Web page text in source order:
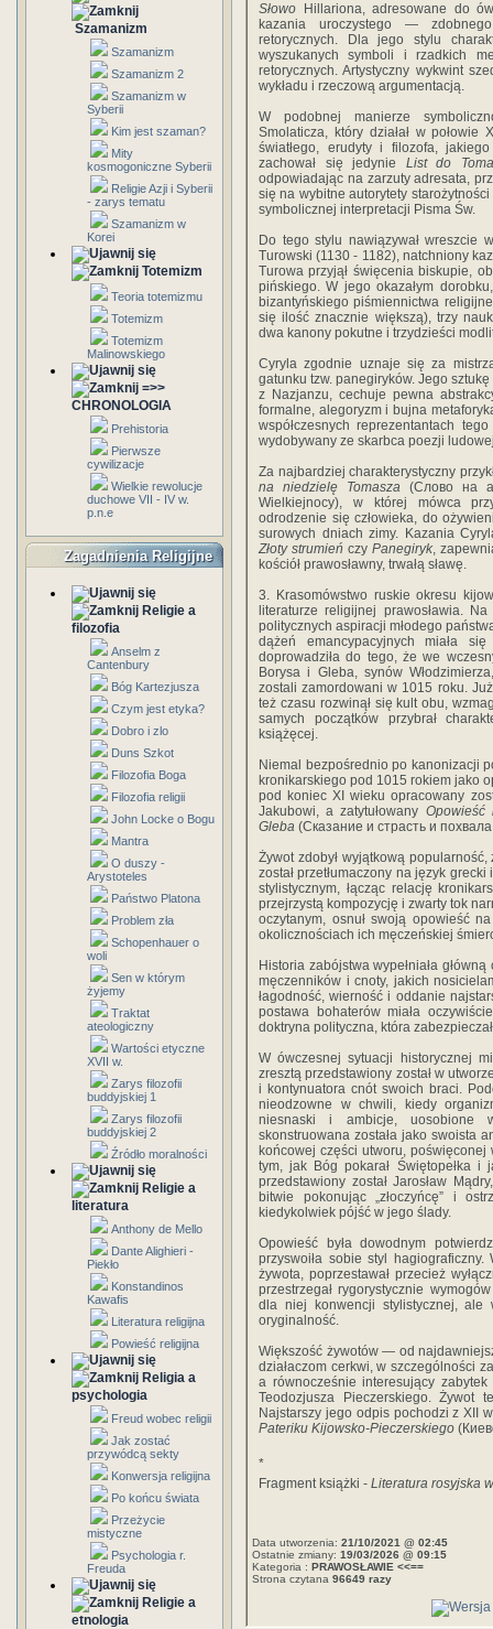
Szamanizm
Szamanizm
Szamanizm 2
Szamanizm w
Syberii
Kim jest szaman?
Mity
kosmogoniczne Syberii
Religie Azji i Syberii
- zarys tematu
Szamanizm w
Korei
Totemizm
Teoria totemizmu
Totemizm
Totemizm
Malinowskiego
=>>
CHRONOLOGIA
Prehistoria
Pierwsze
cywilizacje
Wielkie rewolucje
duchowe VII - IV w.
p.n.e
Zagadnienia Religijne
Religie a
filozofia
Anselm z
Cantenbury
Bóg Kartezjusza
Czym jest etyka?
Dobro i zlo
Duns Szkot
Filozofia Boga
Filozofia religii
John Locke o Bogu
Mantra
O duszy -
Arystoteles
Państwo Platona
Problem zła
Schopenhauer o
woli
Sen w którym
żyjemy
Traktat
ateologiczny
Wartości etyczne
XVII w.
Zarys filozofii
buddyjskiej 1
Zarys filozofii
buddyjskiej 2
Źródło moralności
Religie a
literatura
Anthony de Mello
Dante Alighieri -
Piekło
Konstandinos
Kawafis
Literatura religijna
Powieść religijna
Religia a
psychologia
Freud wobec religii
Jak zostać
przywódcą sekty
Konwersja religijna
Po końcu świata
Przeżycie
mistyczne
Psychologia r.
Freuda
Religie a
etnologia
Słowo Hillariona, adresowane do
kazania uroczystego —
retorycznych. Dla jego stylu
wyszukanych symboli i rzadkich
retorycznych. Artystyczny wykwint
wykładu i rzeczową argumentacją.
W podobnej manierze
Smolaticza, który działał w
światłego, erudyty i filozofa,
zachował się jedynie List do
odpowiadając na zarzuty adresata,
się na wybitne autorytety
symbolicznej interpretacji Pisma Św.
Do tego stylu nawiązywał wreszcie
Turowski (1130 - 1182), natchniony
Turowa przyjął święcenia biskupie,
pińskiego. W jego okazałym
bizantyńskiego piśmiennictwa
się ilość znacznie większą), trzy
dwa kanony pokutne i trzydzieści
Cyryla zgodnie uznaje się za
gatunku tzw. panegiryków. Jego
z Nazjanzu, cechuje pewna
formalne, alegoryzm i bujna
współczesnych reprezentantach
wydobywany ze skarbca poezji
Za najbardziej charakterystyczny
na niedzielę Tomasza (Слово на
Wielkiejnocy), w której mówca
odrodzenie się człowieka, do
surowych dniach zimy. Kazania
Złoty strumień czy Panegiryk,
kościół prawosławny, trwałą sławę.
3. Krasomówstwo ruskie okresu
literaturze religijnej prawosławia.
politycznych aspiracji młodego
dążeń emancypacyjnych miała
doprowadziła do tego, że we
Borysa i Gleba, synów
zostali zamordowani w 1015 roku.
też czasu rozwinął się kult obu,
samych początków przybrał
książęcej.
Niemal bezpośrednio po kanonizacji
kronikarskiego pod 1015 rokiem jako
pod koniec XI wieku opracowany
Jakubowi, a zatytułowany Opowieść
Gleba (Сказание и страсть и
Żywot zdobył wyjątkową
został przetłumaczony na język
stylistycznym, łącząc relację
przejrzystą kompozycję i zwarty tok
oczytanym, osnuł swoją opowieść
okolicznościach ich męczeńskiej
Historia zabójstwa wypełniała
męczenników i cnoty, jakich
łagodność, wierność i oddanie
postawa bohaterów miała
doktryna polityczna, która
W ówczesnej sytuacji historycznej
zresztą przedstawiony został w
i kontynuatora cnót swoich braci.
nieodzowne w chwili, kiedy
niesnaski i ambicje, uosobione
skonstruowana została jako swoista
końcowej części utworu,
tym, jak Bóg pokarał Świętopełka i
przedstawiony został Jarosław
bitwie pokonując „złoczyńcę” i
kiedykolwiek pójść w jego ślady.
Opowieść była dowodnym
przyswoiła sobie styl
żywota, poprzestawał przecież
przestrzegał rygorystycznie
dla niej konwencji stylistycznej, ale
oryginalność.
Większość żywotów — od
działaczom cerkwi, w szczególności
a równocześnie interesujący
Teodozjusza Pieczerskiego. Żywot
Najstarszy jego odpis pochodzi z XII
Pateriku Kijowsko-Pieczerskiego
*
Fragment książki - Literatura rosyjska
Data utworzenia: 21/10/2021 @ 02:45
Ostatnie zmiany: 19/03/2026 @ 09:15
Kategoria : PRAWOSŁAWIE <<==
Strona czytana 96649 razy